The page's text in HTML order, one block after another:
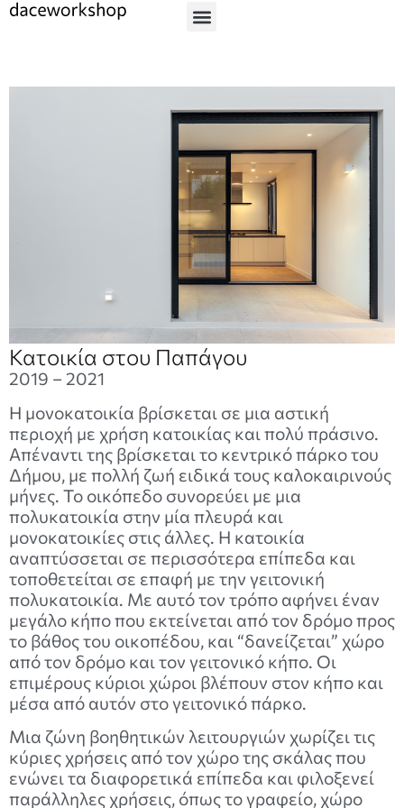
Κατοικία στου Παπάγου
2019 – 2021
Η μονοκατοικία βρίσκεται σε μια αστική
περιοχή με χρήση κατοικίας και πολύ πράσινο.
Απέναντι της βρίσκεται το κεντρικό πάρκο του
Δήμου, με πολλή ζωή ειδικά τους καλοκαιρινούς
μήνες. Το οικόπεδο συνορεύει με μια
πολυκατοικία στην μία πλευρά και
μονοκατοικίες στις άλλες. Η κατοικία
αναπτύσσεται σε περισσότερα επίπεδα και
τοποθετείται σε επαφή με την γειτονική
πολυκατοικία. Με αυτό τον τρόπο αφήνει έναν
μεγάλο κήπο που εκτείνεται από τον δρόμο προς
το βάθος του οικοπέδου, και “δανείζεται” χώρο
από τον δρόμο και τον γειτονικό κήπο. Οι
επιμέρους κύριοι χώροι βλέπουν στον κήπο και
μέσα από αυτόν στο γειτονικό πάρκο.
Μια ζώνη βοηθητικών λειτουργιών χωρίζει τις
κύριες χρήσεις από τον χώρο της σκάλας που
ενώνει τα διαφορετικά επίπεδα και φιλοξενεί
παράλληλες χρήσεις, όπως το γραφείο, χώρο